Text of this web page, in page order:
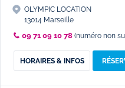
OLYMPIC LOCATION
13014 Marseille
09 71 09 10 78 (numéro non
HORAIRES & INFOS